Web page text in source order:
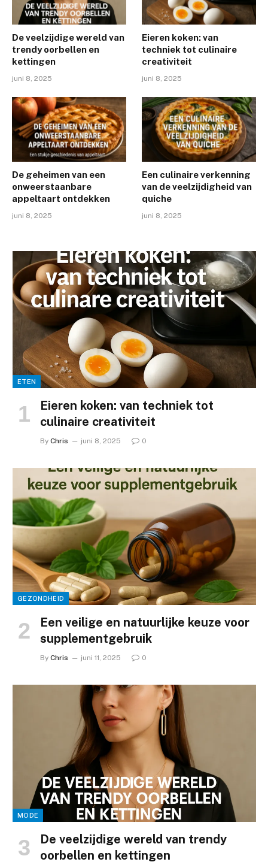
De veelzijdige wereld van
trendy oorbellen en
kettingen
juni 8, 2025
Eieren koken: van
techniek tot culinaire
creativiteit
juni 8, 2025
De geheimen van een
onweerstaanbare
appeltaart ontdekken
juni 8, 2025
Een culinaire verkenning
van de veelzijdigheid van
quiche
juni 8, 2025
ETEN
Eieren koken: van techniek tot
culinaire creativiteit
By Chris juni 8, 2025 0
GEZONDHEID
Een veilige en natuurlijke keuze voor
supplementgebruik
By Chris juni 11, 2025 0
MODE
De veelzijdige wereld van trendy
oorbellen en kettingen